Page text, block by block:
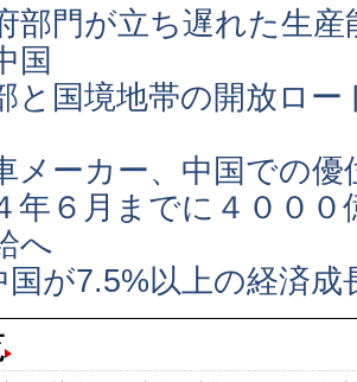
部門が立ち遅れた生
国
と国境地帯の開放ロ
メーカー、中国での優
年６月までに４０００
へ
国が7.5%以上の経済成